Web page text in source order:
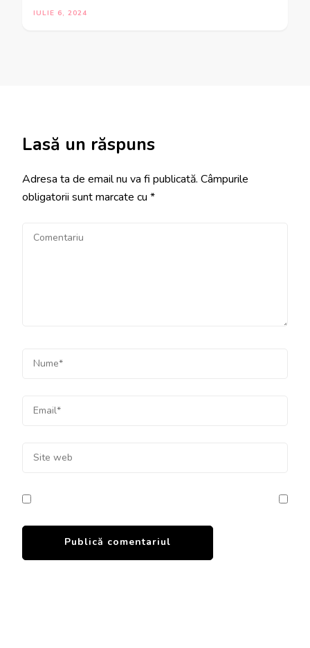
IULIE 6, 2024
Lasă un răspuns
Adresa ta de email nu va fi publicată. Câmpurile
obligatorii sunt marcate cu *